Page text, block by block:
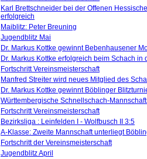
Karl Brettschneider bei der Offenen
erfolgreich
Maiblitz: Peter Breuning
Jugendblitz Mai
Dr. Markus Kottke gewinnt Bebenhausener
Dr. Markus Kottke erfolgreich beim Schach
Fortschritt Vereinsmeisterschaft
Manfred Streiter wird neues Mitglied des
Dr. Markus Kottke gewinnt Böblinger
Württembergische Schnellschach-
Fortschritt Vereinsmeisterschaft
Bezirksliga : Leinfelden I - Wolfbusch II 3:5
A-Klasse: Zweite Mannschaft unterliegt
Fortschritt der Vereinsmeisterschaft
Jugendblitz April